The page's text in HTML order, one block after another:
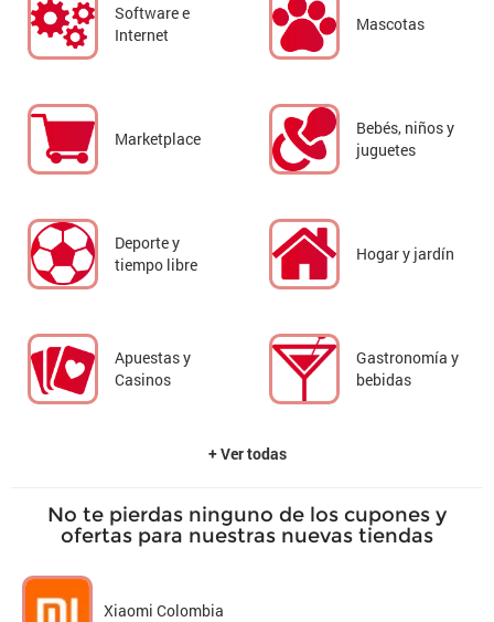
Software e
Internet
Mascotas
Marketplace
Bebés, niños y
juguetes
Deporte y
tiempo libre
Hogar y jardín
Apuestas y
Casinos
Gastronomía y
bebidas
+ Ver todas
No te pierdas ninguno de los cupones y
ofertas para nuestras nuevas tiendas
Xiaomi Colombia